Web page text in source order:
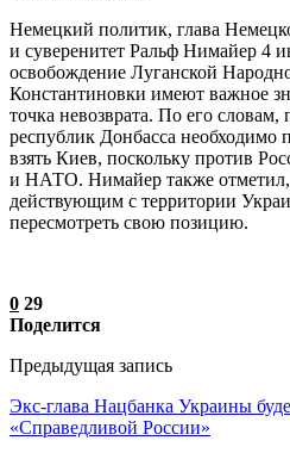
Немецкий политик, глава
и суверенитет Ральф Нимайер 4
освобождение Луганской
Константиновки имеют важное
точка невозврата. По его словам,
республик Донбасса необходимо
взять Киев, поскольку против
и НАТО. Нимайер также отметил,
действующим с территории
пересмотреть свою позицию.
0 29
Поделится
Предыдущая запись
Экс-глава Нацбанка Украины
«Справедливой России»